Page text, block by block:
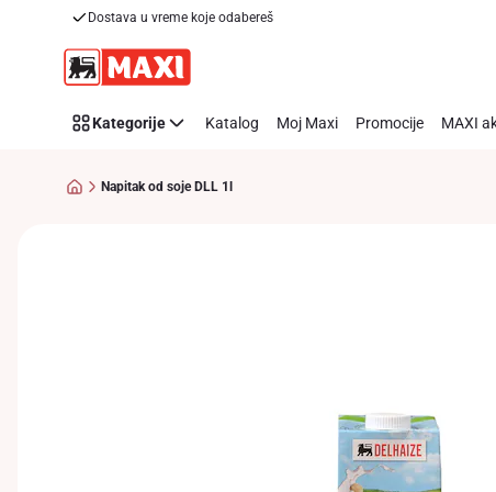
Dostava u vreme koje odabereš
Kategorije Katalog Moj Maxi Promocije MAXI
Napitak od soje DLL 1l